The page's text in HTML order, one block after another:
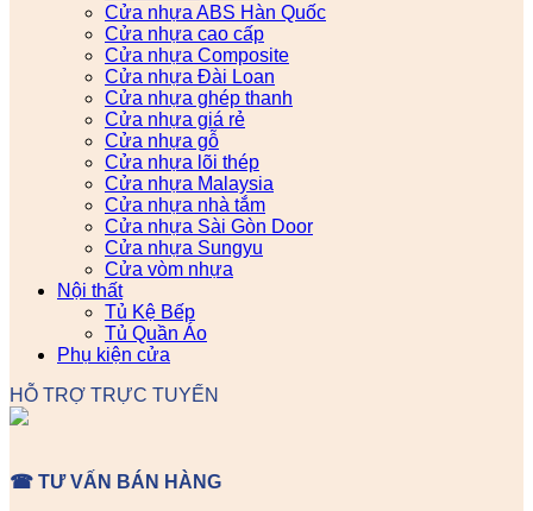
Cửa nhựa ABS Hàn Quốc
Cửa nhựa cao cấp
Cửa nhựa Composite
Cửa nhựa Đài Loan
Cửa nhựa ghép thanh
Cửa nhựa giá rẻ
Cửa nhựa gỗ
Cửa nhựa lõi thép
Cửa nhựa Malaysia
Cửa nhựa nhà tắm
Cửa nhựa Sài Gòn Door
Cửa nhựa Sungyu
Cửa vòm nhựa
Nội thất
Tủ Kệ Bếp
Tủ Quần Áo
Phụ kiện cửa
HỖ TRỢ TRỰC TUYẾN
☎ TƯ VẤN BÁN HÀNG